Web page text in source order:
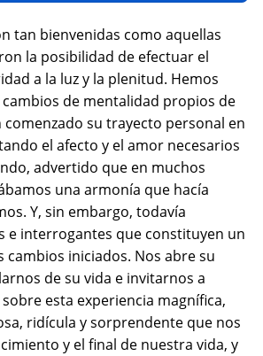
tan bienvenidas como aquellas
la posibilidad de efectuar el
a la luz y la plenitud. Hemos
de mentalidad propios de
su trayecto personal en
el afecto y el amor necesarios
advertido que en muchos
una armonía que hacía
Y, sin embargo, todavía
e interrogantes que constituyen un
cambios iniciados. Nos abre su
de su vida e invitarnos a
esta experiencia magnífica,
ridícula y sorprendente que nos
y el final de nuestra vida, y